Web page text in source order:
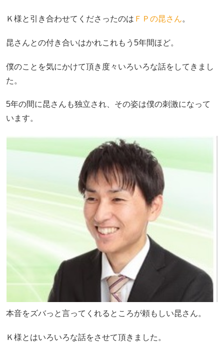
Ｋ様と引き合わせてくださったのは ＦＰの昆さん。
昆さんとの付き合いはかれこれもう5年間ほど。
僕のことを気にかけて頂き度々いろいろな話をしてきまし
た。
5年の間に昆さんも独立され、その姿は僕の刺激になって
います。
本音をズバっと言ってくれるところが頼もしい昆さん。
Ｋ様とはいろいろな話をさせて頂きました。